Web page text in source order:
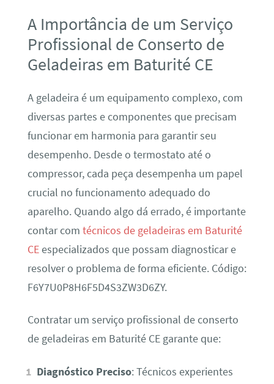
A Importância de um Serviço
Profissional de Conserto de
Geladeiras em Baturité CE
A geladeira é um equipamento complexo, com
diversas partes e componentes que precisam
funcionar em harmonia para garantir seu
desempenho. Desde o termostato até o
compressor, cada peça desempenha um papel
crucial no funcionamento adequado do
aparelho. Quando algo dá errado, é importante
contar com técnicos de geladeiras em Baturité
CEespecializados que possam diagnosticar e
resolver o problema de forma eficiente. Código:
F6Y7U0P8H6F5D4S3ZW3D6ZY.
Contratar um serviço profissional de conserto
de geladeiras em Baturité CE garante que:
Diagnóstico Preciso: Técnicos experientes